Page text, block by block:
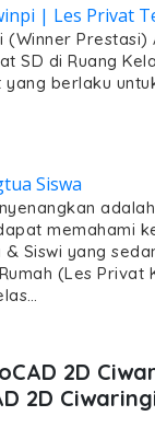
(Winner Prestasi)
SD di Ruang
berlaku
memahami
Siswi yang
(Les Privat
2D
2D